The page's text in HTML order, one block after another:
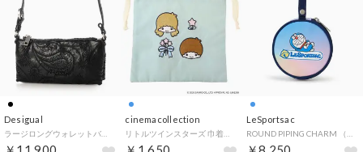
Desigual cinemacollection LeSportsac